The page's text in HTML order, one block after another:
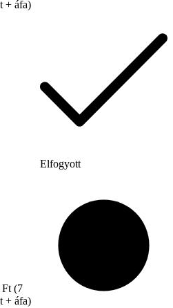
+ áfa)
Ft (7
+ áfa)
Elfogyott